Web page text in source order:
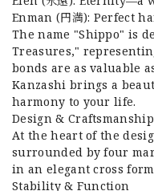
Enman (円満): Perfect
The name "Shippo" is
Treasures,"
bonds are as valuable
Kanzashi brings a
harmony to your life.
Design & Craftsmanship
At the heart of the
surrounded by four
in an elegant cross
Stability & Function